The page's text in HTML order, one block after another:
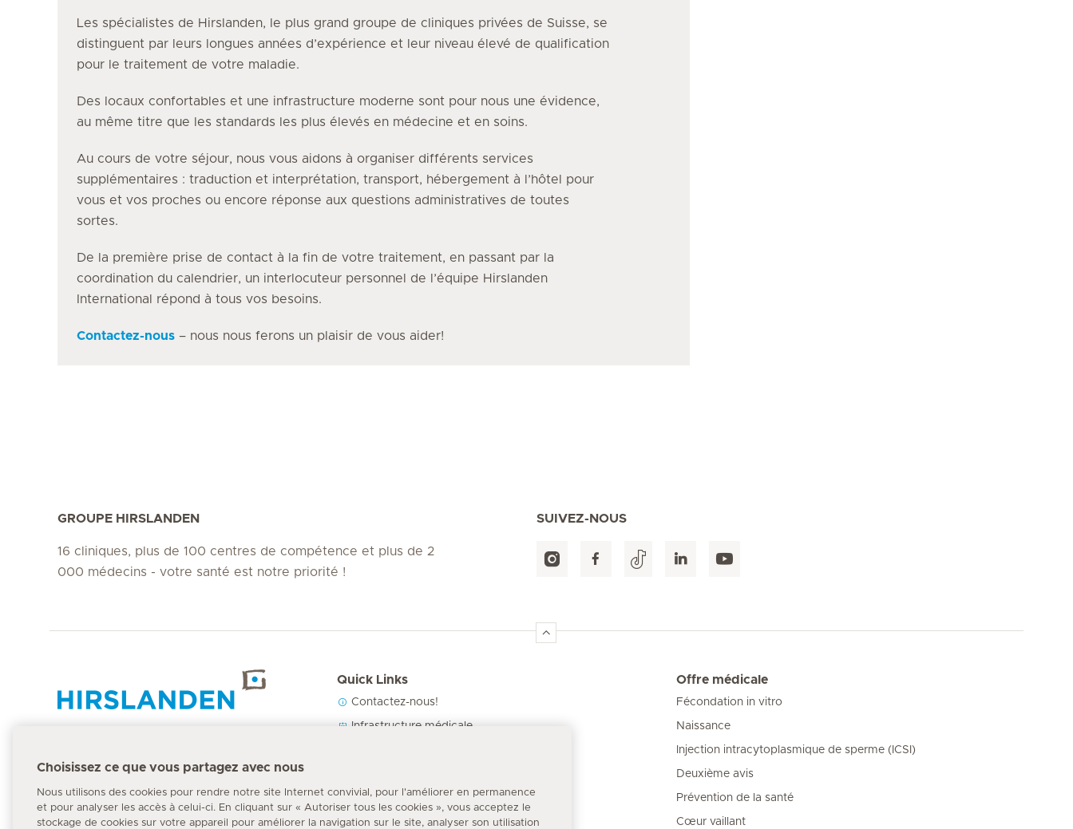
Les spécialistes de Hirslanden, le plus grand groupe de cliniques privées de Suisse, se
distinguent par leurs longues années d’expérience et leur niveau élevé de qualification
pour le traitement de votre maladie.
Des locaux confortables et une infrastructure moderne sont pour nous une évidence,
au même titre que les standards les plus élevés en médecine et en soins.
Au cours de votre séjour, nous vous aidons à organiser différents services
supplémentaires : traduction et interprétation, transport, hébergement à l’hôtel pour
vous et vos proches ou encore réponse aux questions administratives de toutes
sortes.
De la première prise de contact à la fin de votre traitement, en passant par la
coordination du calendrier, un interlocuteur personnel de l’équipe Hirslanden
International répond à tous vos besoins.
Contactez-nous – nous nous ferons un plaisir de vous aider!
GROUPE HIRSLANDEN
16 cliniques, plus de 100 centres de compétence et plus de 2
000 médecins - votre santé est notre priorité !
SUIVEZ-NOUS
144
Quick Links
Contactez-nous!
Infrastructure médicale
Offre médicale
Fécondation in vitro
Naissance
Injection intracytoplasmique de sperme (ICSI)
Deuxième avis
Prévention de la santé
Cœur vaillant
Choisissez ce que vous partagez avec nous
Nous utilisons des cookies pour rendre notre site Internet convivial, pour l'améliorer en permanence
et pour analyser les accès à celui-ci. En cliquant sur « Autoriser tous les cookies », vous acceptez le
stockage de cookies sur votre appareil pour améliorer la navigation sur le site, analyser son utilisation